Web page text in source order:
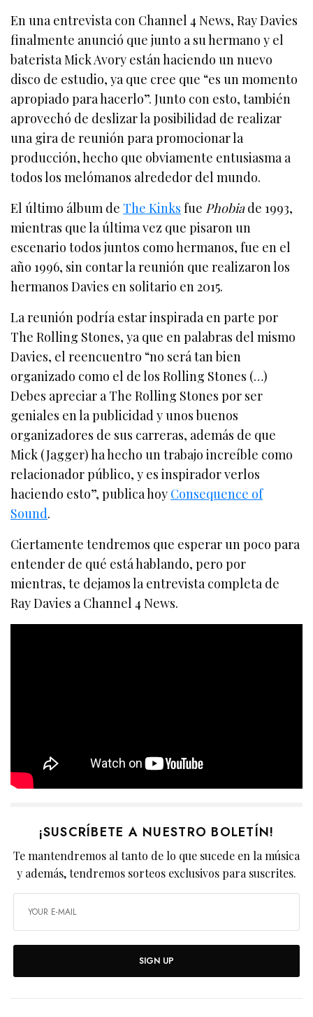
En una entrevista con Channel 4 News, Ray Davies
finalmente anunció que junto a su hermano y el
baterista Mick Avory están haciendo un nuevo
disco de estudio, ya que cree que “es un momento
apropiado para hacerlo”. Junto con esto, también
aprovechó de deslizar la posibilidad de realizar
una gira de reunión para promocionar la
producción, hecho que obviamente entusiasma a
todos los melómanos alrededor del mundo.
El último álbum de The Kinks fue Phobiade 1993,
mientras que la última vez que pisaron un
escenario todos juntos como hermanos, fue en el
año 1996, sin contar la reunión que realizaron los
hermanos Davies en solitario en 2015.
La reunión podría estar inspirada en parte por
The Rolling Stones, ya que en palabras del mismo
Davies, el reencuentro “no será tan bien
organizado como el de los Rolling Stones (…)
Debes apreciar a The Rolling Stones por ser
geniales en la publicidad y unos buenos
organizadores de sus carreras, además de que
Mick (Jagger) ha hecho un trabajo increíble como
relacionador público, y es inspirador verlos
haciendo esto”, publica hoy Consequence of
Sound.
Ciertamente tendremos que esperar un poco para
entender de qué está hablando, pero por
mientras, te dejamos la entrevista completa de
Ray Davies a Channel 4 News.
¡SUSCRÍBETE A NUESTRO BOLETÍN!
Te mantendremos al tanto de lo que sucede en la música
y además, tendremos sorteos exclusivos para suscrites.
SIGN UP